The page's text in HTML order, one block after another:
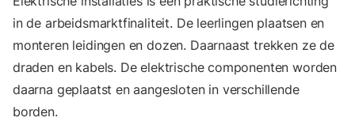
in de arbeidsmarktfinaliteit. De leerlingen plaatsen en
monteren leidingen en dozen. Daarnaast trekken ze de
draden en kabels. De elektrische componenten worden
daarna geplaatst en aangesloten in verschillende
borden.